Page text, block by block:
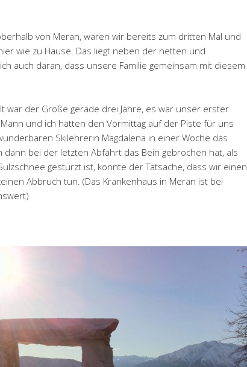
von Meran, waren wir bereits zum dritten Mal und
wie zu Hause. Das liegt neben der netten und
auch daran, dass unsere Familie gemeinsam mit diesem
war der Große gerade drei Jahre, es war unser erster
und ich hatten den Vormittag auf der Piste für uns
Skilehrerin Magdalena in einer Woche das
dann bei der letzten Abfahrt das Bein gebrochen hat, als
gestürzt ist, konnte der Tatsache, dass wir einen
Abbruch tun. (Das Krankenhaus in Meran ist bei